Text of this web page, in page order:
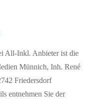
All-Inkl. Anbieter ist die
Münnich, Inh. René
Friedersdorf
entnehmen Sie der